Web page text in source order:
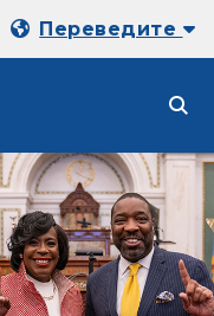
Переведите